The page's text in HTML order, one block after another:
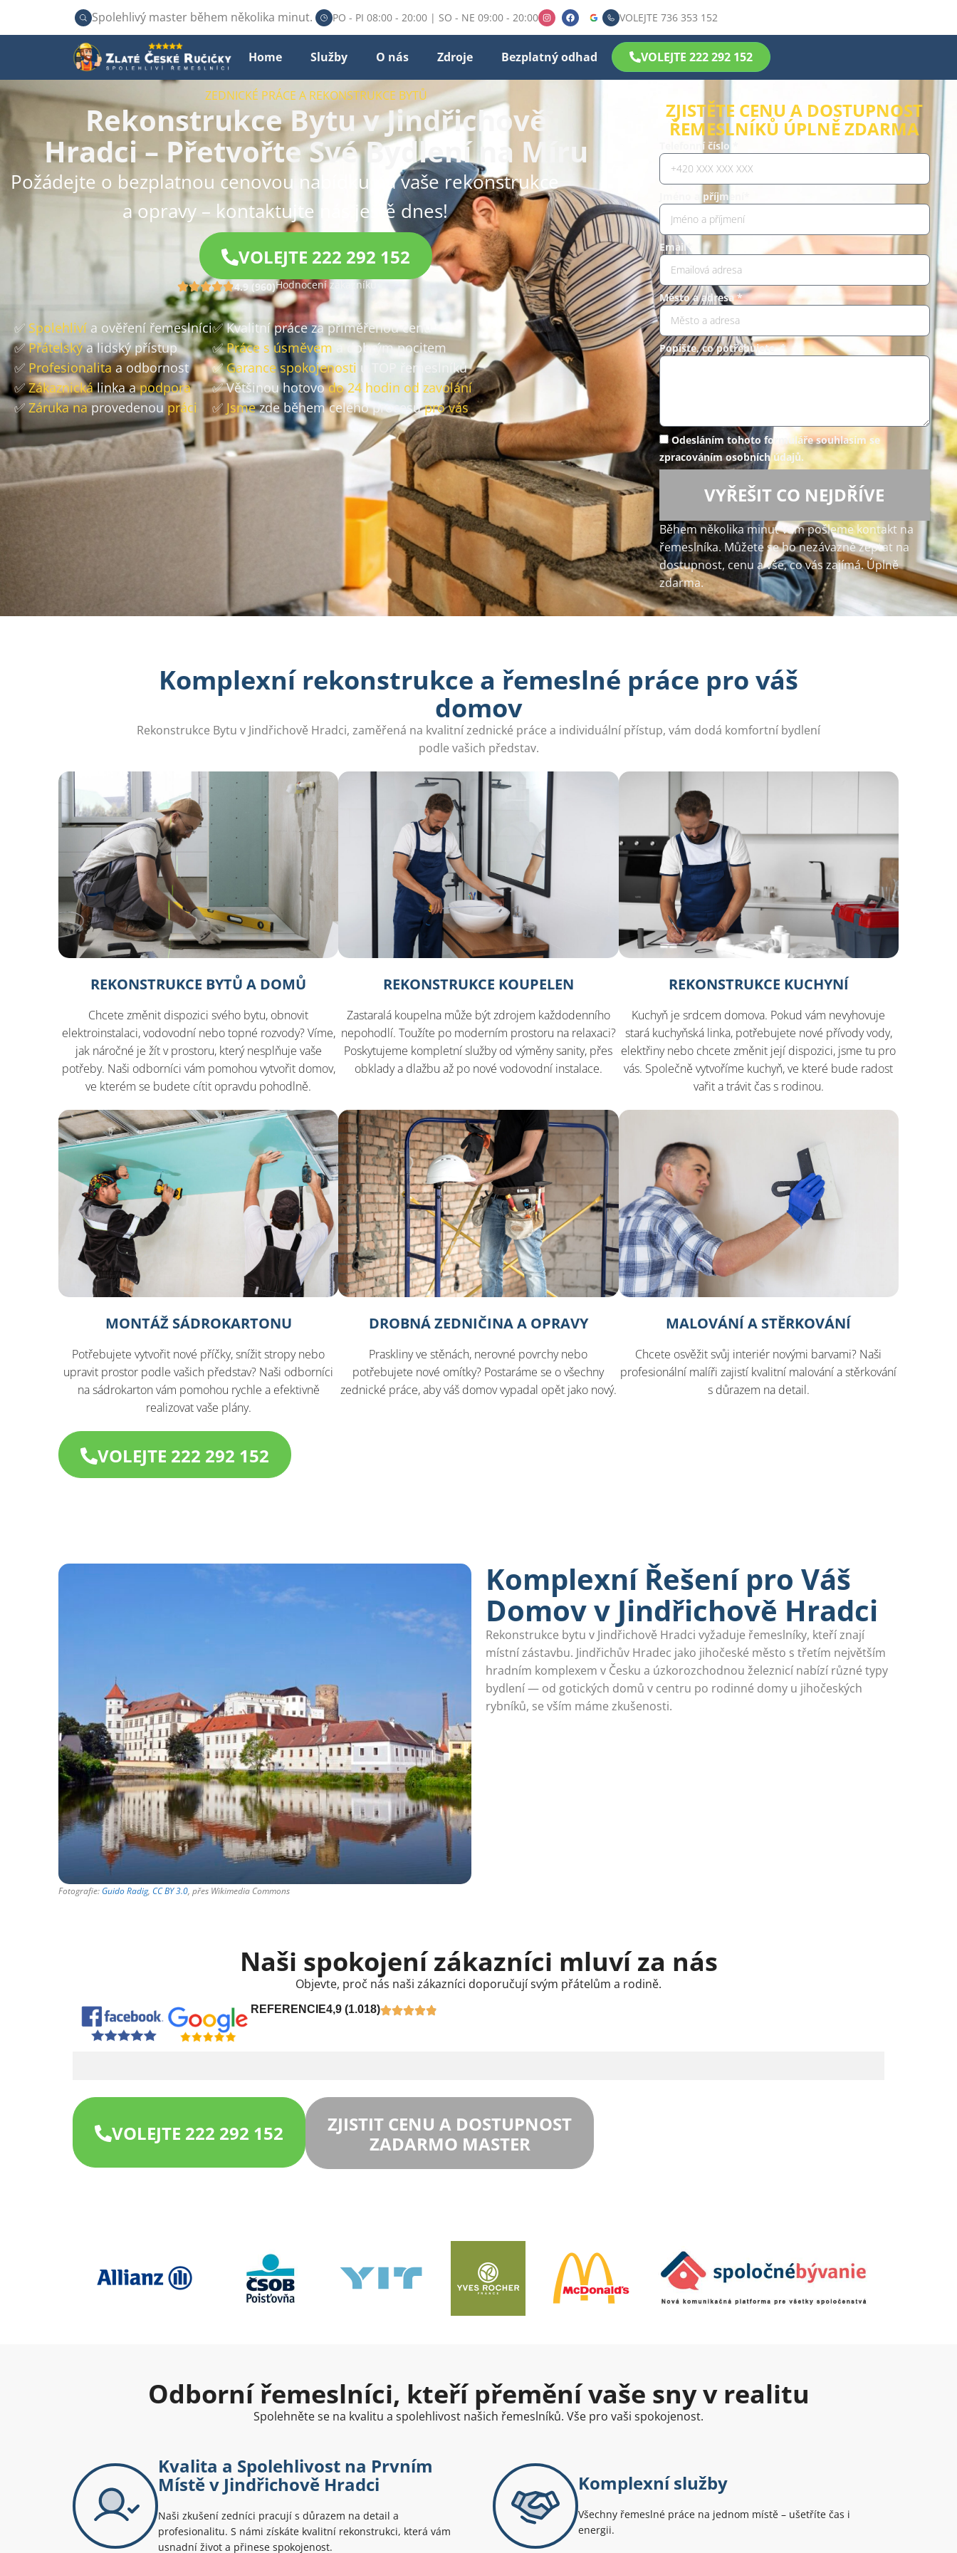
Spolehlivý master během několika minut. PO - PI 08:00 - 20:00 | SO - NE 09:00 - 20:00 VOLEJTE 736 353 152
Home Služby O nás Zdroje Bezplatný odhad VOLEJTE 222 292 152
ZEDNICKÉ PRÁCE A REKONSTRUKCE BYTŮ
Rekonstrukce Bytu v Jindřichově
Hradci – Přetvořte Své Bydlení na Míru
Požádejte o bezplatnou cenovou nabídku na vaše rekonstrukce
a opravy – kontaktujte nás ještě dnes!
VOLEJTE 222 292 152
4.9 (960)Hodnocení zákazníků
✅ Spolehliví a ověření řemeslníci
✅Přátelskýa lidský přístup
✅ Profesionalitaa odbornost
✅Zákaznickálinka apodpora
✅Záruka naprovedenou práci
✅ Kvalitní práce za přiměřenou cenu
✅Práce s úsměvem a dobrým pocitem
✅Garance spokojenosti u TOP řemeslníků
✅ Většinou hotovodo 24 hodin od zavolání
✅ Jsmezde během celého procesupro vás
ZJISTĚTE CENU A DOSTUPNOST
ŘEMESLNÍKŮ ÚPLNĚ ZDARMA
Telefonní číslo *
Jméno a příjmení*
Email*
Město a adresa *
Popište, co potřebujete *
Odesláním tohoto formuláře souhlasím se
zpracováním osobních údajů.
VYŘEŠIT CO NEJDŘÍVE
Během několika minut vám pošleme kontakt na
řemeslníka. Můžete se ho nezávazně zeptat na
dostupnost, cenu a vše, co vás zajímá. Úplně
zdarma.
Komplexní rekonstrukce a řemeslné práce pro váš
domov
Rekonstrukce Bytu v Jindřichově Hradci, zaměřená na kvalitní zednické práce a individuální přístup, vám dodá komfortní bydlení
podle vašich představ.
REKONSTRUKCE BYTŮ A DOMŮ
Chcete změnit dispozici svého bytu, obnovit
elektroinstalaci, vodovodní nebo topné rozvody? Víme,
jak náročné je žít v prostoru, který nesplňuje vaše
potřeby. Naši odborníci vám pomohou vytvořit domov,
ve kterém se budete cítit opravdu pohodlně.
REKONSTRUKCE KOUPELEN
Zastaralá koupelna může být zdrojem každodenního
nepohodlí. Toužíte po moderním prostoru na relaxaci?
Poskytujeme kompletní služby od výměny sanity, přes
obklady a dlažbu až po nové vodovodní instalace.
REKONSTRUKCE KUCHYNÍ
Kuchyň je srdcem domova. Pokud vám nevyhovuje
stará kuchyňská linka, potřebujete nové přívody vody,
elektřiny nebo chcete změnit její dispozici, jsme tu pro
vás. Společně vytvoříme kuchyň, ve které bude radost
vařit a trávit čas s rodinou.
MONTÁŽ SÁDROKARTONU
Potřebujete vytvořit nové příčky, snížit stropy nebo
upravit prostor podle vašich představ? Naši odborníci
na sádrokarton vám pomohou rychle a efektivně
realizovat vaše plány.
DROBNÁ ZEDNIČINA A OPRAVY
Praskliny ve stěnách, nerovné povrchy nebo
potřebujete nové omítky? Postaráme se o všechny
zednické práce, aby váš domov vypadal opět jako nový.
MALOVÁNÍ A STĚRKOVÁNÍ
Chcete osvěžit svůj interiér novými barvami? Naši
profesionální malíři zajistí kvalitní malování a stěrkování
s důrazem na detail.
VOLEJTE 222 292 152
Fotografie: Guido Radig, CC BY 3.0, přes Wikimedia Commons
Komplexní Řešení pro Váš
Domov v Jindřichově Hradci
Rekonstrukce bytu v Jindřichově Hradci vyžaduje řemeslníky, kteří znají
místní zástavbu. Jindřichův Hradec jako jihočeské město s třetím největším
hradním komplexem v Česku a úzkorozchodnou železnicí nabízí různé typy
bydlení — od gotických domů v centru po rodinné domy u jihočeských
rybníků, se vším máme zkušenosti.
Naši spokojení zákazníci mluví za nás
Objevte, proč nás naši zákazníci doporučují svým přátelům a rodině.
REFERENCIE4,9 (1.018)
VOLEJTE 222 292 152
ZJISTIT CENU A DOSTUPNOST
ZADARMO MASTER
Odborní řemeslníci, kteří přemění vaše sny v realitu
Spolehněte se na kvalitu a spolehlivost našich řemeslníků. Vše pro vaši spokojenost.
Kvalita a Spolehlivost na Prvním
Místě v Jindřichově Hradci
Naši zkušení zedníci pracují s důrazem na detail a
profesionalitu. S námi získáte kvalitní rekonstrukci, která vám
usnadní život a přinese spokojenost.
Komplexní služby
Všechny řemeslné práce na jednom místě – ušetříte čas i
energii.